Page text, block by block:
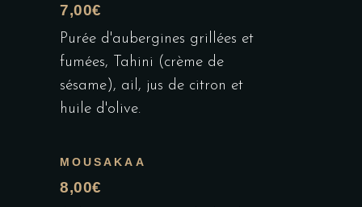
7,00€
Purée d'aubergines grillées et
fumées, Tahini (crème de
sésame), ail, jus de citron et
huile d'olive.
MOUSAKAA
8,00€